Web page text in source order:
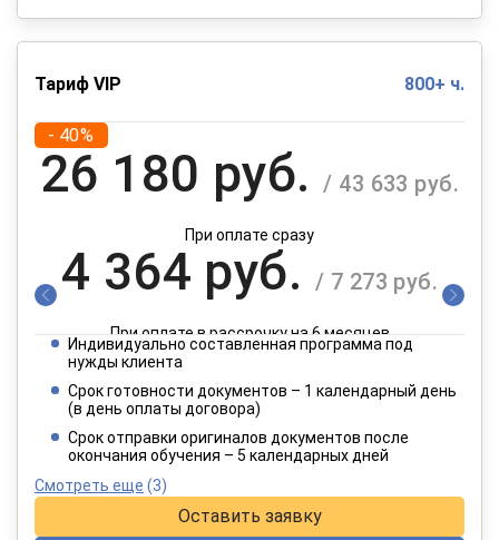
Тариф VIP 800+ ч.
- 40%
26 180 руб. / 43 633 руб.
При оплате сразу
4 364 руб. / 7 273 руб.
При оплате в рассрочку на 6 месяцев
2 182 руб. / 3 637 руб.
При оплате в рассрочку на 12 месяцев
Индивидуально составленная программа под
нужды клиента
Срок готовности документов – 1 календарный день
(в день оплаты договора)
Срок отправки оригиналов документов после
окончания обучения – 5 календарных дней
Смотреть еще (3)
Оставить заявку